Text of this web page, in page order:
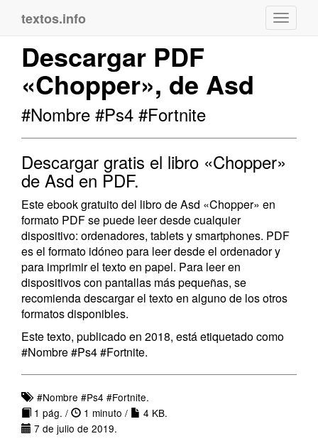
textos.info
Descargar PDF
«Chopper», de Asd
#Nombre #Ps4 #Fortnite
Descargar gratis el libro «Chopper»
de Asd en PDF.
Este ebook gratuito del libro de Asd «Chopper» en
formato PDF se puede leer desde cualquier
dispositivo: ordenadores, tablets y smartphones. PDF
es el formato idóneo para leer desde el ordenador y
para imprimir el texto en papel. Para leer en
dispositivos con pantallas más pequeñas, se
recomienda descargar el texto en alguno de los otros
formatos disponibles.
Este texto, publicado en 2018, está etiquetado como
#Nombre #Ps4 #Fortnite.
#Nombre #Ps4 #Fortnite.
1 pág. /
1 minuto /
4 KB.
7 de julio de 2019.